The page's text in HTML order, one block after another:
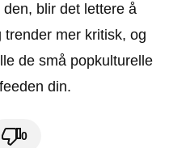
blir det lettere å
trender mer kritisk, og
de små popkulturelle
din.
0